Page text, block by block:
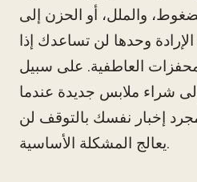
والملل، أو الحزن إلى
وحدها لن تساعدك إذا
العاطفية. على سبيل
شراء ملابس جديدة عندما
إخبار نفسك بالتوقف لن
يعالج المشكلة الأساسية.